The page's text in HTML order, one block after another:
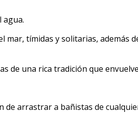
agua.
tímidas y solitarias, además
de una rica tradición que
de arrastrar a bañistas de